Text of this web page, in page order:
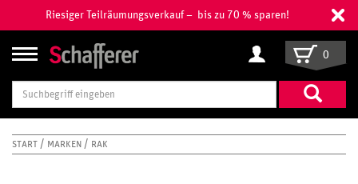
Riesiger Teilräumungsverkauf – bis zu 70 % sparen!
Suchbegriff
eingeben
0
START MARKEN RAK